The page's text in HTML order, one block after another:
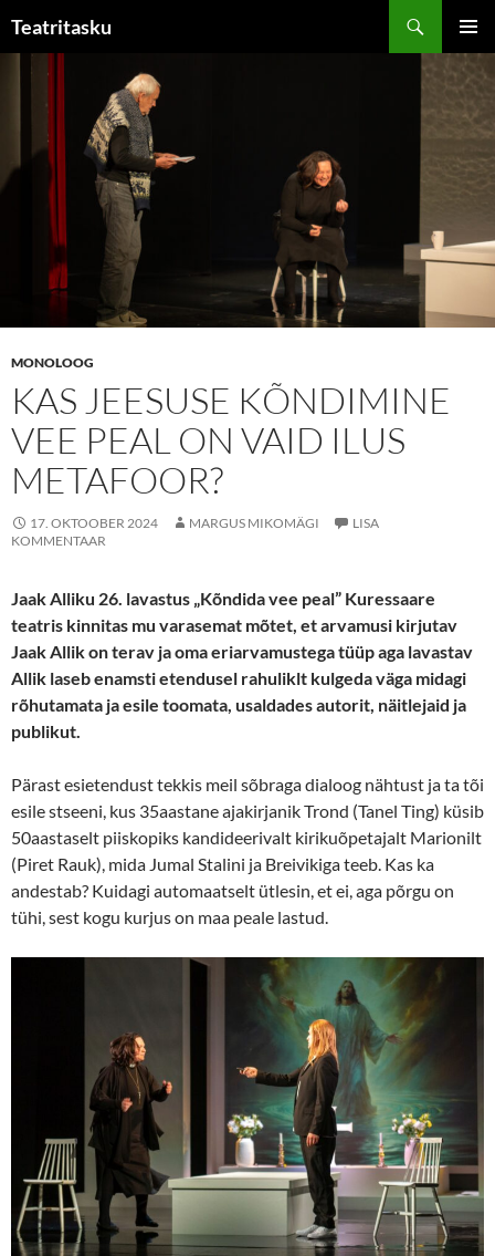
sisu
Teatritasku
MONOLOOG
KAS JEESUSE KÕNDIMINE
VEE PEAL ON VAID ILUS
METAFOOR?
17. OKTOOBER 2024 MARGUS MIKOMÄGI
LISA
KOMMENTAAR
Jaak Alliku 26. lavastus „Kõndida vee peal” Kuressaare
teatris kinnitas mu varasemat mõtet, et arvamusi kirjutav
Jaak Allik on terav ja oma eriarvamustega tüüpaga lavastav
Allik laseb enamsti etendusel rahuliklt kulgeda väga midagi
rõhutamata ja esile toomata, usaldades autorit, näitlejaid ja
publikut.
Pärast esietendust tekkis meil sõbraga dialoog nähtust ja ta tõi
esile stseeni, kus 35aastane ajakirjanik Trond (Tanel Ting) küsib
50aastaselt piiskopiks kandideerivalt kirikuõpetajalt Marionilt
(Piret Rauk), mida Jumal Stalini ja Breivikiga teeb. Kas ka
andestab? Kuidagi automaatselt ütlesin, et ei, aga põrgu on
tühi, sest kogu kurjus on maa peale lastud.